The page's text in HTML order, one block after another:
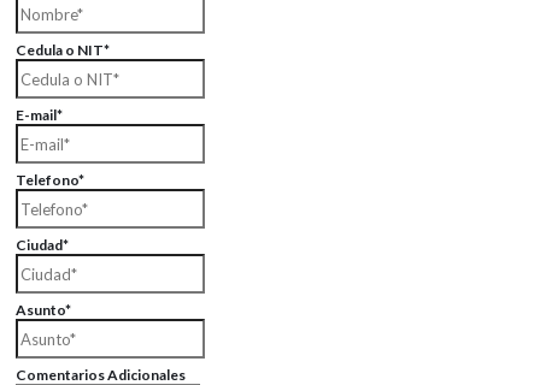
Cedula o NIT*
E-mail*
Telefono*
Ciudad*
Asunto*
Comentarios Adicionales